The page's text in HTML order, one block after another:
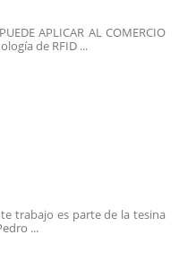
APLICAR AL COMERCIO
de RFID ...
trabajo es parte de la tesina
...